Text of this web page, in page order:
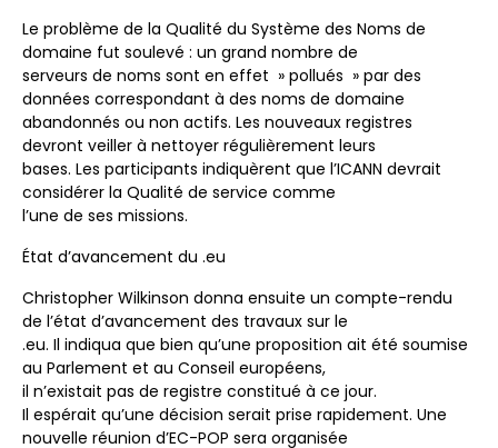
Le problème de la Qualité du Système des Noms de
domaine fut soulevé : un grand nombre de
serveurs de noms sont en effet » pollués » par des
données correspondant à des noms de domaine
abandonnés ou non actifs. Les nouveaux registres
devront veiller à nettoyer régulièrement leurs
bases. Les participants indiquèrent que l’ICANN devrait
considérer la Qualité de service comme
l’une de ses missions.
État d’avancement du .eu
Christopher Wilkinson donna ensuite un compte-rendu
de l’état d’avancement des travaux sur le
.eu. Il indiqua que bien qu’une proposition ait été soumise
au Parlement et au Conseil européens,
il n’existait pas de registre constitué à ce jour.
Il espérait qu’une décision serait prise rapidement. Une
nouvelle réunion d’EC-POP sera organisée